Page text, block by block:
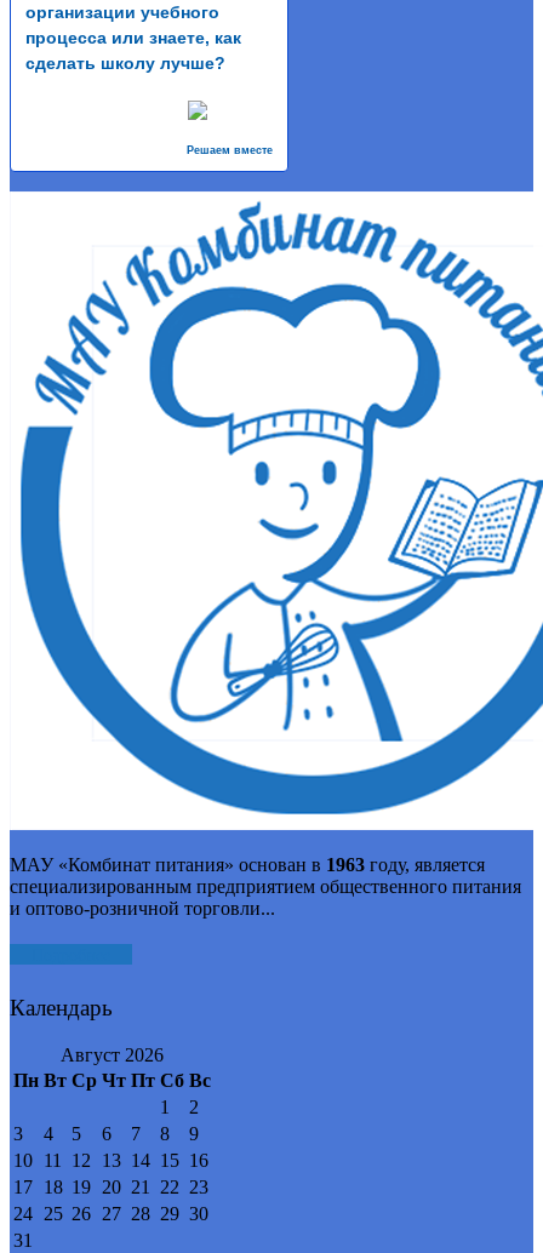
организации учебного
процесса или знаете, как
сделать школу лучше?
Решаем вместе
МАУ «Комбинат питания» основан в 1963 году, является
специализированным предприятием общественного питания
и оптово-розничной торговли...
Календарь
Август 2026
Пн Вт Ср Чт Пт Сб Вс
1
2
3
4 5 6 7 8
9
10 11 12 13 14 15 16
17 18 19 20 21 22 23
24 25 26 27 28 29 30
31